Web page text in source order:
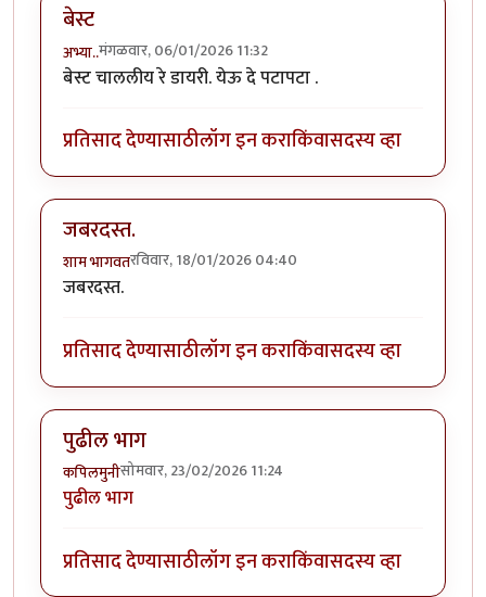
बेस्ट
अभ्या..मंगळवार, 06/01/2026 11:32
बेस्ट चाललीय रे डायरी. येऊ दे पटापटा .
प्रतिसाद देण्यासाठीलॉग इन कराकिंवासदस्य व्हा
जबरदस्त.
शाम भागवतरविवार, 18/01/2026 04:40
जबरदस्त.
प्रतिसाद देण्यासाठीलॉग इन कराकिंवासदस्य व्हा
पुढील भाग
कपिलमुनीसोमवार, 23/02/2026 11:24
पुढील भाग
प्रतिसाद देण्यासाठीलॉग इन कराकिंवासदस्य व्हा